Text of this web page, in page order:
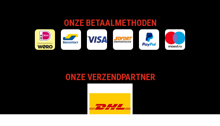
ONZE BETAALMETHODEN
ONZE VERZENDPARTNER